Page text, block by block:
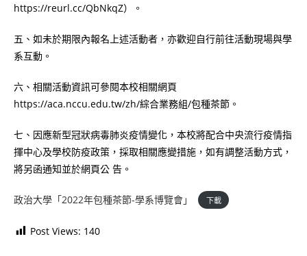
https://reurl.cc/QbNkqZ）。
五、如未於期限內報名上述活動者，亦歡迎自行前往活動現場與學
系互動。
六、相關活動資訊可參閱本校相關網頁
https://aca.nccu.edu.tw/zh/綜合業務組/包種茶節。
七、因應新型冠狀病毒肺炎疫情變化，本校將配合中央流行疫情指
揮中心及學校防疫政策，採取相關應變措施，如有調整活動方式，
將另函通知並於網頁公 告。
政治大學「2022年包種茶節-學系博覽會」 下載
Post Views: 140